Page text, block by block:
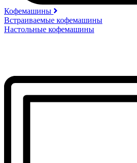
Кофемашины
Встраиваемые кофемашины
Настольные кофемашины